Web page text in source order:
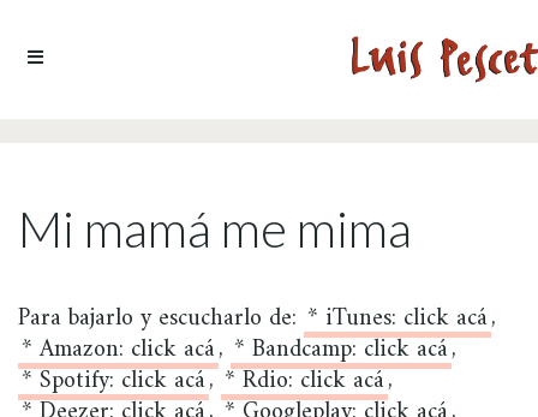
Mi mamá me mima
Para bajarlo y escucharlo de: * iTunes: click acá,
* Amazon: click acá, * Bandcamp: click acá,
* Spotify: click acá,* Rdio: click acá,